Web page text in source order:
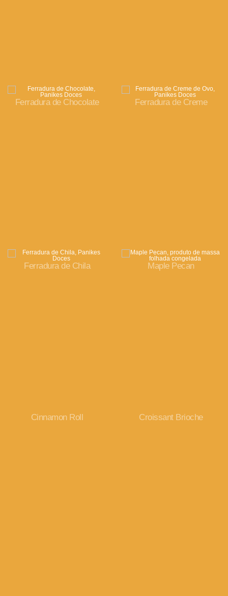
Ferradura de Chocolate Ferradura de Creme
Ferradura de Chila Maple Pecan
Cinnamon Roll Croissant Brioche